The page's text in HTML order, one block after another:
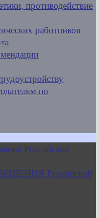
противодействие
работников
по